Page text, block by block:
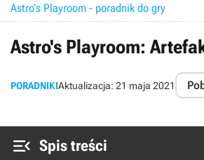
Astro's Playroom - poradnik do gry
Astro's Playroom:
PORADNIKIAktualizacja: 21 maja 2021
 Spis treści